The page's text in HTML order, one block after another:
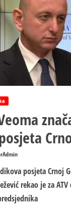
posjeta Crnoj
rekao je za